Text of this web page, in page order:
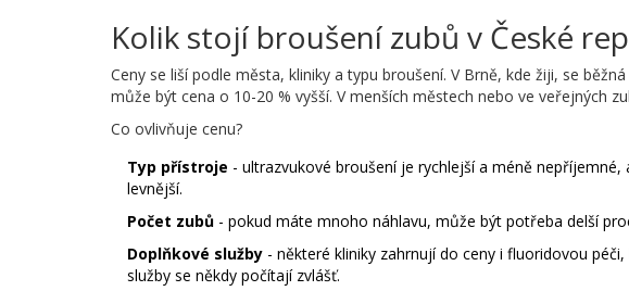
Kolik stojí broušení zubů v České
Ceny se liší podle města, kliniky a typu broušení. V Brně, kde žiji, se
může být cena o 10-20 % vyšší. V menších městech nebo ve veřejných
Co ovlivňuje cenu?
Typ přístroje - ultrazvukové broušení je rychlejší a méně
levnější.
Počet zubů - pokud máte mnoho náhlavu, může být potřeba delší
Doplňkové služby - některé kliniky zahrnují do ceny i fluoridovou
služby se někdy počítají zvlášť.